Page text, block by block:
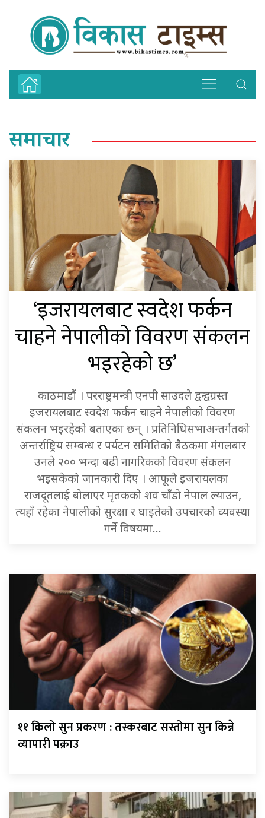
समाचार
‘इजरायलबाट स्वदेश फर्कन
चाहने नेपालीको विवरण संकलन
भइरहेको छ’
काठमाडौं । परराष्ट्रमन्त्री एनपी साउदले द्वन्द्वग्रस्त
इजरायलबाट स्वदेश फर्कन चाहने नेपालीको विवरण
संकलन भइरहेको बताएका छन् । प्रतिनिधिसभाअन्तर्गतको
अन्तर्राष्ट्रिय सम्बन्ध र पर्यटन समितिको बैठकमा मंगलबार
उनले २०० भन्दा बढी नागरिकको विवरण संकलन
भइसकेको जानकारी दिए । आफूले इजरायलका
राजदूतलाई बोलाएर मृतकको शव चाँडो नेपाल ल्याउन,
त्यहाँ रहेका नेपालीको सुरक्षा र घाइतेको उपचारको व्यवस्था
गर्ने विषयमा…
११ किलो सुन प्रकरण : तस्करबाट सस्तोमा सुन किन्ने
व्यापारी पक्राउ